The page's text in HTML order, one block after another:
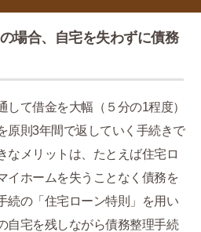
場合、自宅を失わずに債務
して借金を大幅（５分の1程度）
原則3年間で返していく手続きで
なメリットは、たとえば住宅ロ
イホームを失うことなく債務を
続の「住宅ローン特則」を用い
自宅を残しながら債務整理手続